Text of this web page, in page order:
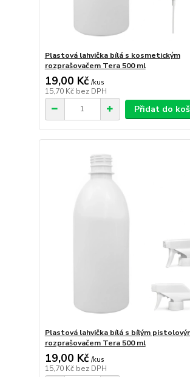
Plastová lahvička bílá s kosmetickým
rozprašovačem Tera 500 ml
19,00 Kč /kus
15,70 Kč bez DPH
Přidat do
Plastová lahvička bílá s bílým
rozprašovačem Tera 500 ml
19,00 Kč /kus
15,70 Kč bez DPH